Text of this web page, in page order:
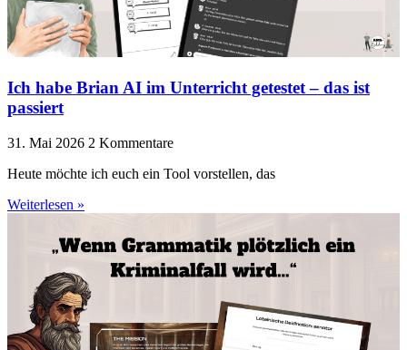
Ich habe Brian AI im Unterricht getestet – das ist
passiert
31. Mai 2026 2 Kommentare
Heute möchte ich euch ein Tool vorstellen, das
Weiterlesen »